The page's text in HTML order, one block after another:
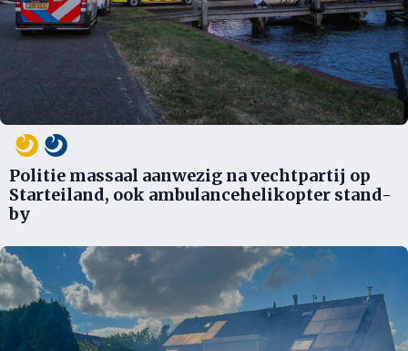
Politie massaal aanwezig na vechtpartij op
Starteiland, ook ambulancehelikopter stand-
by